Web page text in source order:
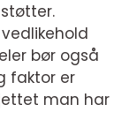
bør også
faktor er
man har